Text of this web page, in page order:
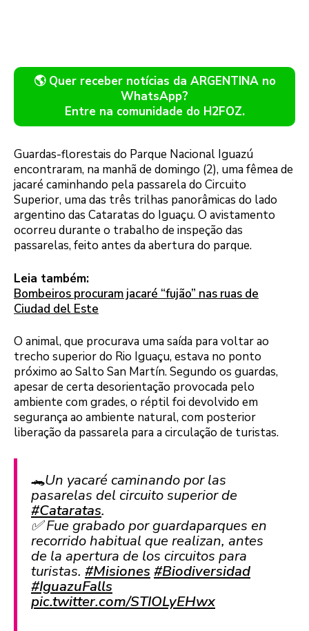
🌎 Quer receber notícias da ARGENTINA no
WhatsApp?
Entre na comunidade do H2FOZ.
Guardas-florestais do Parque Nacional Iguazú
encontraram, na manhã de domingo (2), uma fêmea de
jacaré caminhando pela passarela do Circuito
Superior, uma das três trilhas panorâmicas do lado
argentino das Cataratas do Iguaçu. O avistamento
ocorreu durante o trabalho de inspeção das
passarelas, feito antes da abertura do parque.
Leia também:
Bombeiros procuram jacaré “fujão” nas ruas de
Ciudad del Este
O animal, que procurava uma saída para voltar ao
trecho superior do Rio Iguaçu, estava no ponto
próximo ao Salto San Martín. Segundo os guardas,
apesar de certa desorientação provocada pelo
ambiente com grades, o réptil foi devolvido em
segurança ao ambiente natural, com posterior
liberação da passarela para a circulação de turistas.
🐊Un yacaré caminando por las
pasarelas del circuito superior de
#Cataratas.
✅ Fue grabado por guardaparques en
recorrido habitual que realizan, antes
de la apertura de los circuitos para
turistas. #Misiones #Biodiversidad
#IguazuFalls
pic.twitter.com/STIOLyEHwx